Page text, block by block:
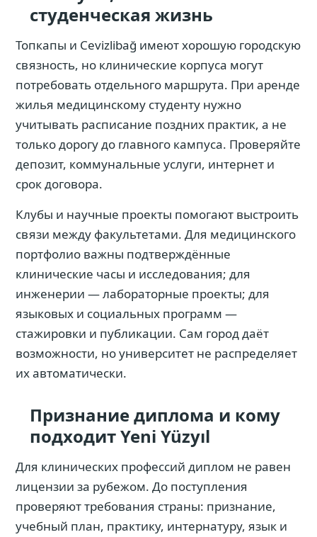
студенческая жизнь
Топкапы и Cevizlibağ имеют хорошую городскую
связность, но клинические корпуса могут
потребовать отдельного маршрута. При аренде
жилья медицинскому студенту нужно
учитывать расписание поздних практик, а не
только дорогу до главного кампуса. Проверяйте
депозит, коммунальные услуги, интернет и
срок договора.
Клубы и научные проекты помогают выстроить
связи между факультетами. Для медицинского
портфолио важны подтверждённые
клинические часы и исследования; для
инженерии — лабораторные проекты; для
языковых и социальных программ —
стажировки и публикации. Сам город даёт
возможности, но университет не распределяет
их автоматически.
Признание диплома и кому
подходит Yeni Yüzyıl
Для клинических профессий диплом не равен
лицензии за рубежом. До поступления
проверяют требования страны: признание,
учебный план, практику, интернатуру, язык и